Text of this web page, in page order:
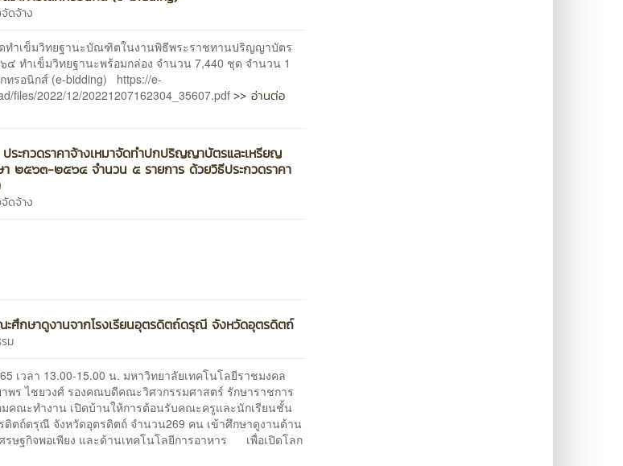
ดจ้าง
ดทำเข็มวิทยฐานะบัณฑิตในงานพิธีพระราชทานปริญญาบัตร
ทำเข็มวิทยฐานะพร้อมกล่อง จำนวน 7,440 ชุด จำนวน 1
ทรอนิกส์ (e-bidding) https://e-
files/2022/12/20221207162304_35607.pdf>> อ่านต่อ
ประกวดราคาจ้างเหมาจัดทำปกปริญญาบัตรและเหรียญ
า ๒๕๖๓-๒๕๖๔ จำนวน ๕ รายการ ด้วยวิธีประกวดราคา
ดจ้าง
ศึกษาดูงานจากโรงเรียนอุตรดิตถ์ดรุณี จังหวัดอุตรดิตถ์
ม
เวลา 13.00-15.00 น. มหาวิทยาลัยเทคโนโลยีราชมงคล
พร ไชยวงศ์ รองคณบดีคณะวิศวกรรมศาสตร์ รักษาราชการ
คณะทำงาน เปิดบ้านให้การต้อนรับคณะครูและนักเรียนชั้น
ดิตถ์ดรุณี จังหวัดอุตรดิตถ์ จำนวน269 คน เข้าศึกษาดูงานด้าน
รษฐกิจพอเพียง และด้านเทคโนโลยีการอาหาร เพื่อเปิดโลก